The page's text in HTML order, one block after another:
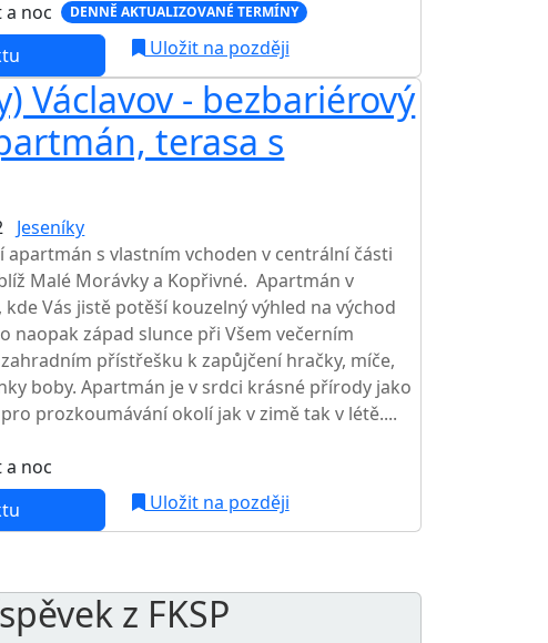
a noc DENNĚ AKTUALIZOVANÉ TERMÍNY
Uložit na později
Václavov - bezbariérový
terasa s
Jeseníky
apartmán s vlastním vchoden v centrální části
Malé Morávky a Kopřivné. Apartmán v
Vás jistě potěší kouzelný výhled na východ
naopak západ slunce při Všem večerním
přístřešku k zapůjčení hračky, míče,
boby. Apartmán je v srdci krásné přírody jako
prozkoumávání okolí jak v zimě tak v létě....
a noc
Uložit na později
z FKSP